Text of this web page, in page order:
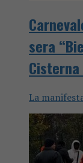
sera
La